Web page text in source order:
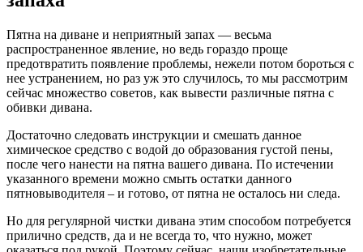
Пятна на диване и неприятный запах — весьма
распространенное явление, но ведь гораздо проще
предотвратить появление проблемы, нежели потом бороться с
нее устранением, но раз уж это случилось, то мы рассмотрим
сейчас множество советов, как вывести различные пятна с
обивки дивана.
Достаточно следовать инструкции и смешать данное
химическое средство с водой до образования густой пены,
после чего нанести на пятна вашего дивана. По истечении
указанного времени можно смыть остатки данного
пятновыводителя – и готово, от пятна не осталось ни следа.
Но для регулярной чистки дивана этим способом потребуется
прилично средств, да и не всегда то, что нужно, может